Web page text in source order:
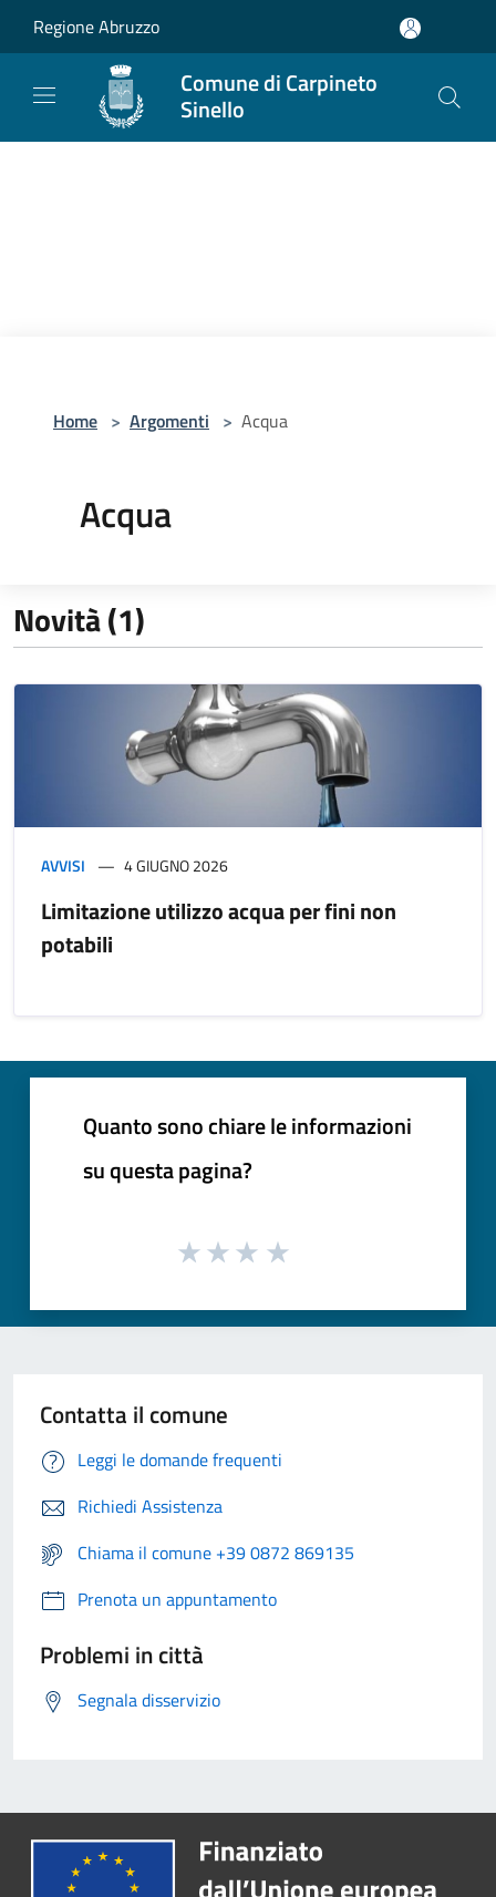
Regione Abruzzo
Comune di Carpineto
Sinello
Home > Argomenti > Acqua
Acqua
Novità (1)
AVVISI 4 GIUGNO 2026
Limitazione utilizzo acqua per fini non
potabili
Quanto sono chiare le informazioni
su questa pagina?
Contatta il comune
Leggi le domande frequenti
Richiedi Assistenza
Chiama il comune +39 0872 869135
Prenota un appuntamento
Problemi in città
Segnala disservizio